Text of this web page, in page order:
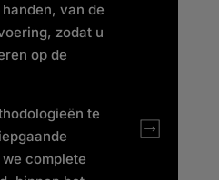
van de
zodat u
op de
te
complete